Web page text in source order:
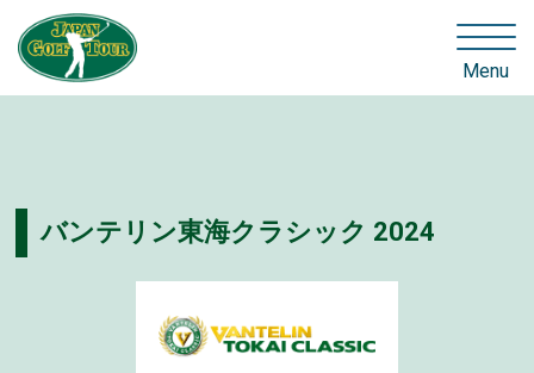
Menu
バンテリン東海クラシック 2024